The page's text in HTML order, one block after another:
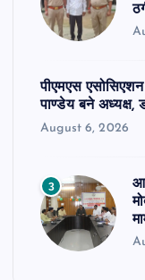
पीएमएस
पाण्डेय बने अध्यक्ष,
August 6, 2026
3